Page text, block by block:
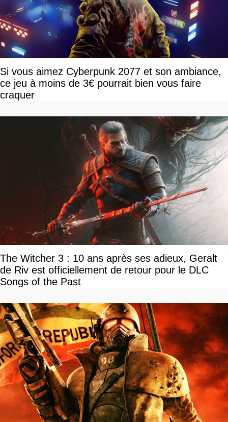
Si vous aimez Cyberpunk 2077 et son ambiance,
ce jeu à moins de 3€ pourrait bien vous faire
craquer
The Witcher 3 : 10 ans après ses adieux, Geralt
de Riv est officiellement de retour pour le DLC
Songs of the Past